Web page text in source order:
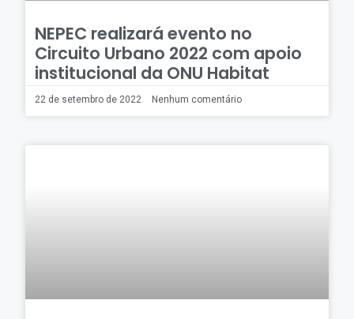
NEPEC realizará evento no
Circuito Urbano 2022 com apoio
institucional da ONU Habitat
22 de setembro de 2022 Nenhum comentário